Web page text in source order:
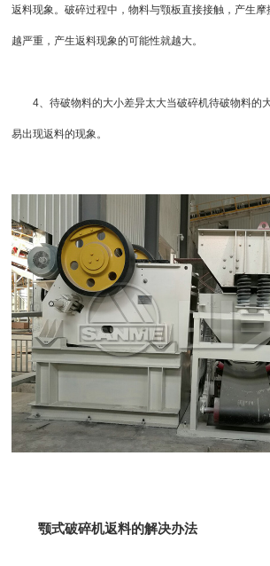
返料现象。破碎过程中，物料与颚板直接接触，产生
越严重，产生返料现象的可能性就越大。
4、待破物料的大小差异太大当破碎机待破物料的
易出现返料的现象。
颚式破碎机返料的解决办法